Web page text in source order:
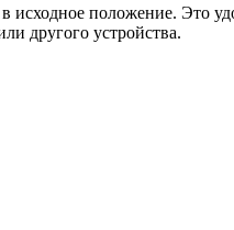
исходное положение. Это
другого устройства.